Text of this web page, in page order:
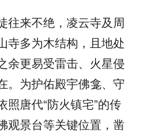
往来不绝，凌云寺及周
寺多为木结构，且地处
余更易受雷击、火星侵
。为护佑殿宇佛龛、守
照唐代“防火镇宅”的传
观景台等关键位置，凿